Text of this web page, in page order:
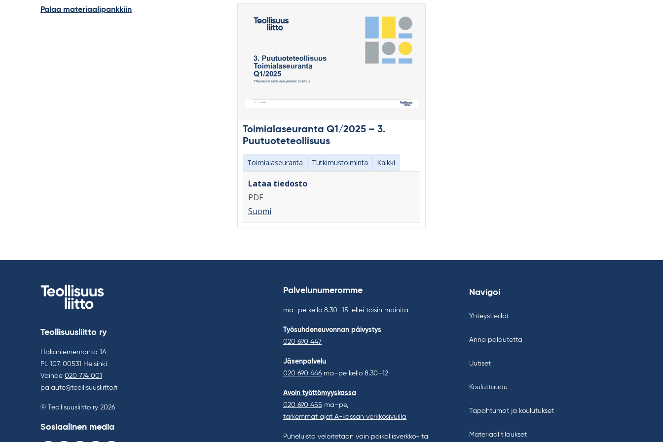
Toimialaseuranta Q1/2025 – 3.
Puutuoteteollisuus
Toimialaseuranta Tutkimustoiminta Kaikki
Lataa tiedosto
PDF
Suomi
Palaa materiaalipankkiin
Teollisuusliitto ry
Hakaniemenranta 1A
PL 107, 00531 Helsinki
Vaihde 020 774 001
palaute@teollisuusliitto.fi
© Teollisuusliitto ry 2026
Sosiaalinen media
Palvelunumeromme
ma–pe kello 8.30–15, ellei toisin mainita
Työsuhdeneuvonnan päivystys
020 690 447
Jäsenpalvelu
020 690 446 ma–pe kello 8.30–12
Avoin työttömyyskassa
020 690 455 ma–pe,
tarkemmat ajat A-kassan verkkosivuilla
Puheluista veloitetaan vain paikallisverkko- tai
Navigoi
Yhteystiedot
Anna palautetta
Uutiset
Kouluttaudu
Tapahtumat ja koulutukset
Materiaalitilaukset